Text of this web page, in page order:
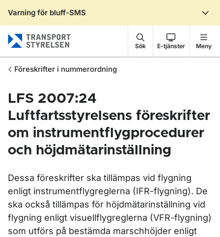
Varning för bluff-SMS
Sök E-tjänster Meny
Föreskrifter i nummerordning
LFS 2007:24
Luftfartsstyrelsens föreskrifter
om instrumentflygprocedurer
och höjdmätarinställning
Dessa föreskrifter ska tillämpas vid flygning
enligt instrumentflygreglerna (IFR-flygning). De
ska också tillämpas för höjdmätarinställning vid
flygning enligt visuellflygreglerna (VFR-flygning)
som utförs på bestämda marschhöjder enligt